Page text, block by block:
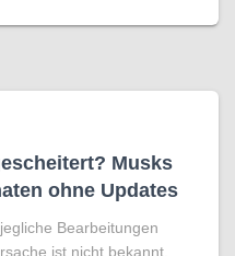
Musks
ohne Updates
Bearbeitungen
ist nicht bekannt.